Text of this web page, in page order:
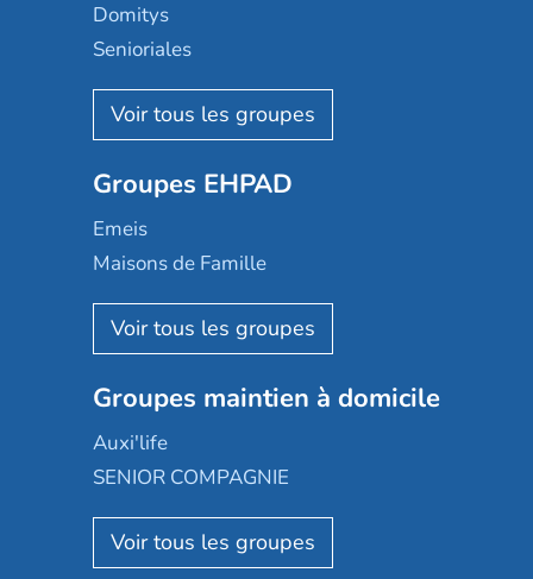
Domitys
Senioriales
Nohée
Les Résidentiels
Mobicap
Domusvi
Happy Senior
Aquarelia
Nexity edenea
Les jardins d'Arcadie
Occitalia
Appartseniors
Reseda
Stella management
Groupes EHPAD
Emeis
Maisons de Famille
Korian
Emera
Groupe SOS
Le Noble Âge
Almage
Résidalya
Groupes maintien à domicile
Auxi'life
SENIOR COMPAGNIE
AGE D'OR Services